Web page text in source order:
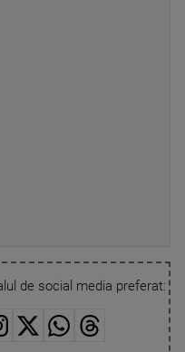
de social media preferat: